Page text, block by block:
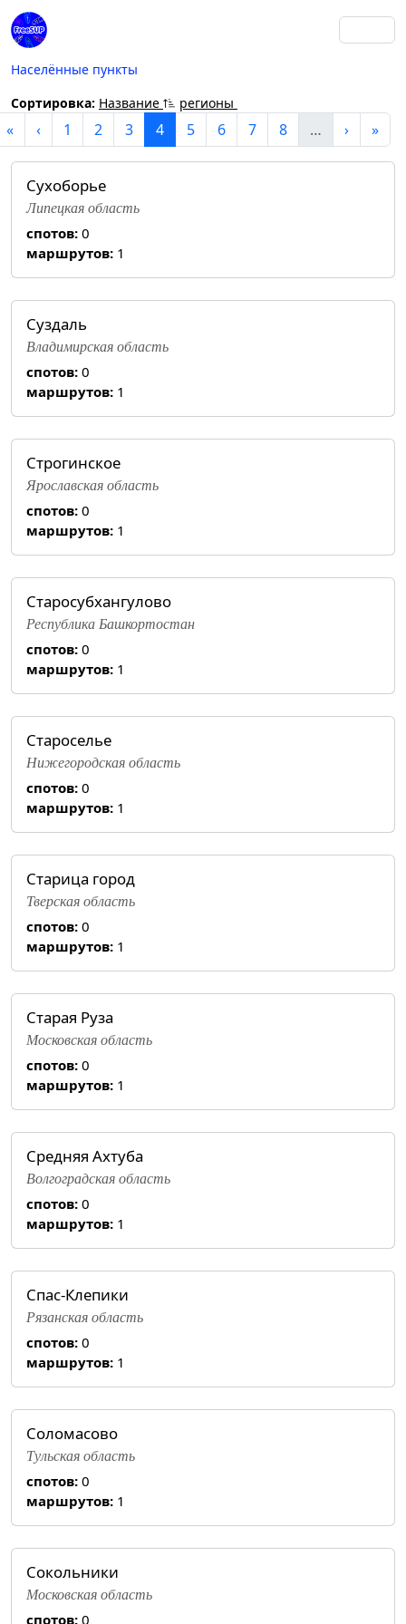
Населённые пункты
Сортировка: Название регионы
« ‹ 1 2 3 4 5 6 7 8 … › »
Сухоборье
Липецкая область
спотов: 0
маршрутов: 1
Суздаль
Владимирская область
спотов: 0
маршрутов: 1
Строгинское
Ярославская область
спотов: 0
маршрутов: 1
Старосубхангулово
Республика Башкортостан
спотов: 0
маршрутов: 1
Староселье
Нижегородская область
спотов: 0
маршрутов: 1
Старица город
Тверская область
спотов: 0
маршрутов: 1
Старая Руза
Московская область
спотов: 0
маршрутов: 1
Средняя Ахтуба
Волгоградская область
спотов: 0
маршрутов: 1
Спас-Клепики
Рязанская область
спотов: 0
маршрутов: 1
Соломасово
Тульская область
спотов: 0
маршрутов: 1
Сокольники
Московская область
спотов: 0